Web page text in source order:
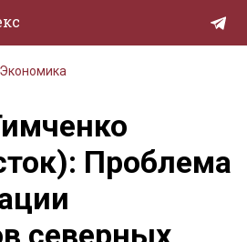
Экономика
Проблема
северных